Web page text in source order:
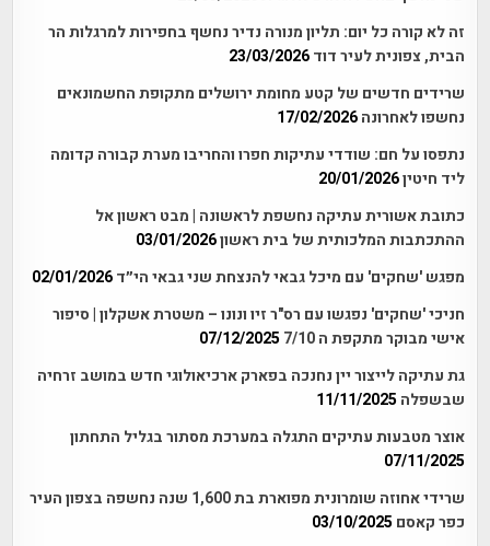
זה לא קורה כל יום: תליון מנורה נדיר נחשף בחפירות למרגלות הר
הבית, צפונית לעיר דוד 23/03/2026
שרידים חדשים של קטע מחומת ירושלים מתקופת החשמונאים
נחשפו לאחרונה 17/02/2026
נתפסו על חם: שודדי עתיקות חפרו והחריבו מערת קבורה קדומה
ליד חיטין20/01/2026
כתובת אשורית עתיקה נחשפת לראשונה | מבט ראשון אל
ההתכתבות המלכותית של בית ראשון03/01/2026
מפגש 'שחקים' עם מיכל גבאי להנצחת שני גבאי הי״ד 02/01/2026
חניכי 'שחקים' נפגשו עם רס"ר זיו ונונו – משטרת אשקלון | סיפור
אישי מבוקר מתקפת ה 7/10
07/12/2025
גת עתיקה לייצור יין נחנכה בפארק ארכיאולוגי חדש במושב זרחיה
שבשפלה 11/11/2025
אוצר מטבעות עתיקים התגלה במערכת מסתור בגליל התחתון
07/11/2025
שרידי אחוזה שומרונית מפוארת בת 1,600 שנה נחשפה בצפון העיר
כפר קאסם 03/10/2025